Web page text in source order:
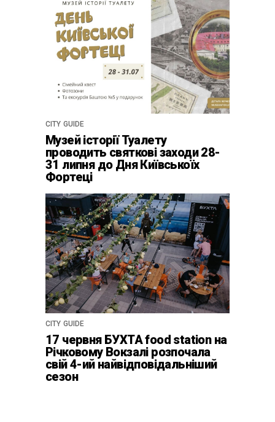
CITY GUIDE
Музей історії Туалету
проводить святкові заходи 28-
31 липня до Дня Київськоїх
Фортеці
CITY GUIDE
17 червня БУХТА food station на
Річковому Вокзалі розпочала
свій 4-ий найвідповідальніший
сезон